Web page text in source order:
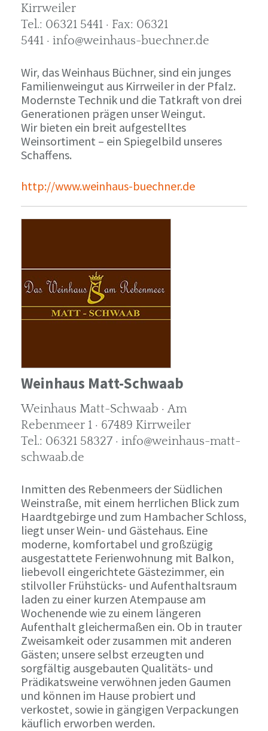
Kirrweiler
Tel.: 06321 5441 · Fax: 06321
5441 · info@weinhaus-buechner.de
Wir, das Weinhaus Büchner, sind ein junges
Familienweingut aus Kirrweiler in der Pfalz.
Modernste Technik und die Tatkraft von drei
Generationen prägen unser Weingut.
Wir bieten ein breit aufgestelltes
Weinsortiment – ein Spiegelbild unseres
Schaffens.
http://www.weinhaus-buechner.de
Weinhaus Matt-Schwaab
Weinhaus Matt-Schwaab · Am
Rebenmeer 1 · 67489 Kirrweiler
Tel.: 06321 58327 · info@weinhaus-matt-
schwaab.de
Inmitten des Rebenmeers der Südlichen
Weinstraße, mit einem herrlichen Blick zum
Haardtgebirge und zum Hambacher Schloss,
liegt unser Wein- und Gästehaus. Eine
moderne, komfortabel und großzügig
ausgestattete Ferienwohnung mit Balkon,
liebevoll eingerichtete Gästezimmer, ein
stilvoller Frühstücks- und Aufenthaltsraum
laden zu einer kurzen Atempause am
Wochenende wie zu einem längeren
Aufenthalt gleichermaßen ein. Ob in trauter
Zweisamkeit oder zusammen mit anderen
Gästen; unsere selbst erzeugten und
sorgfältig ausgebauten Qualitäts- und
Prädikatsweine verwöhnen jeden Gaumen
und können im Hause probiert und
verkostet, sowie in gängigen Verpackungen
käuflich erworben werden.